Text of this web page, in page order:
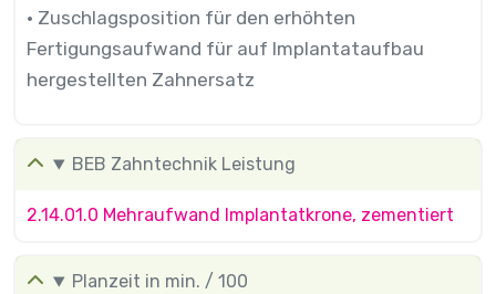
• Zuschlagsposition für den erhöhten
Fertigungsaufwand für auf Implantataufbau
hergestellten Zahnersatz
BEB Zahntechnik Leistung
2.14.01.0 Mehraufwand Implantatkrone, zementiert
Planzeit in min. / 100